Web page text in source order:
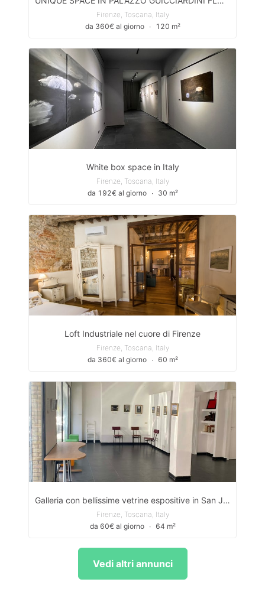
Firenze, Toscana, Italy
da 360€ al giorno
∙ 120 m²
White box space in Italy
Firenze, Toscana, Italy
da 192€ al giorno
∙ 30 m²
Loft Industriale nel cuore di Firenze
Firenze, Toscana, Italy
da 360€ al giorno
∙ 60 m²
Galleria con bellissime vetrine espositive in San Jacopino / Gallery with beautiful display cases in San Jacopino
Firenze, Toscana, Italy
da 60€ al giorno
∙ 64 m²
Vedi altri annunci